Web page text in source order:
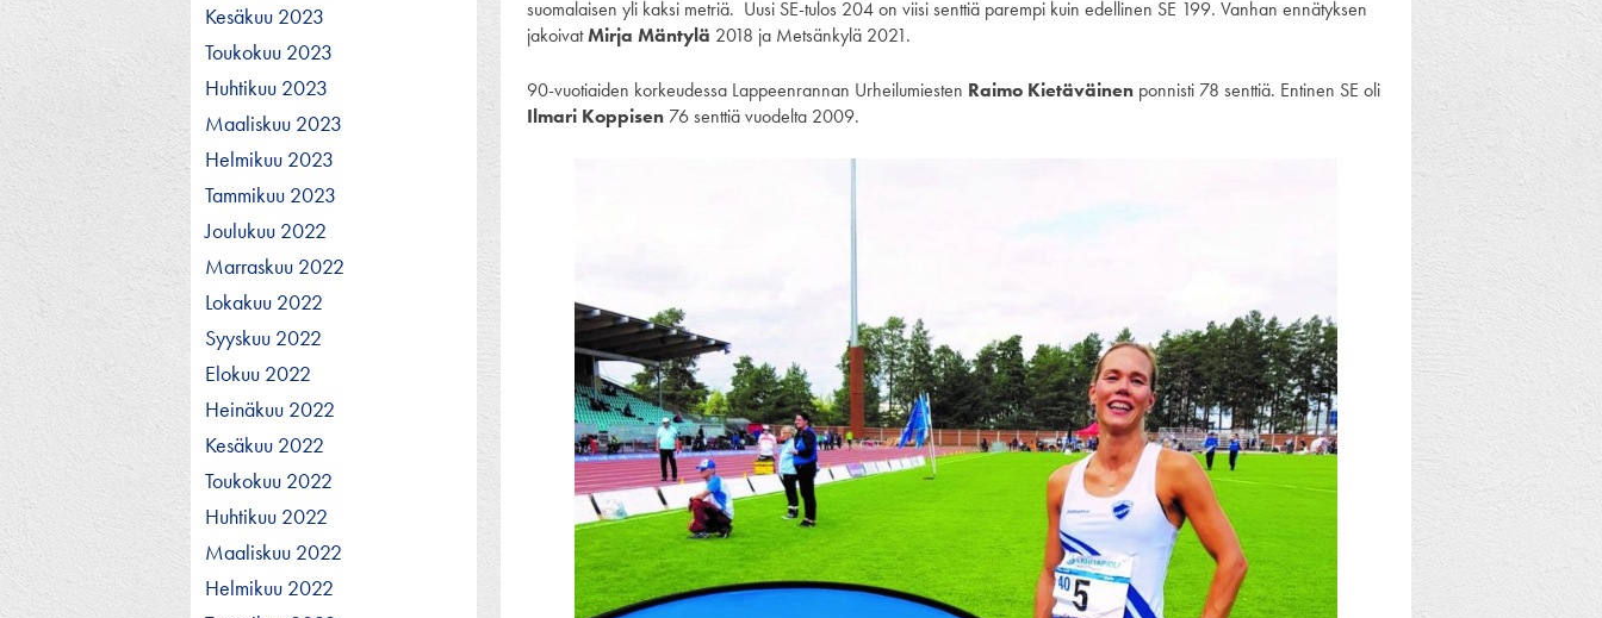
Kesäkuu 2023
Toukokuu 2023
Huhtikuu 2023
Maaliskuu 2023
Helmikuu 2023
Tammikuu 2023
Joulukuu 2022
Marraskuu 2022
Lokakuu 2022
Syyskuu 2022
Elokuu 2022
Heinäkuu 2022
Kesäkuu 2022
Toukokuu 2022
Huhtikuu 2022
Maaliskuu 2022
Helmikuu 2022
suomalaisen yli kaksi metriä. Uusi SE-tulos 204 on viisi senttiä parempi kuin edellinen SE 199. Vanhan ennätyksen
jakoivatMirja Mäntylä 2018 ja Metsänkylä 2021.
90-vuotiaiden korkeudessa Lappeenrannan Urheilumiesten Raimo Kietäväinen ponnisti 78 senttiä. Entinen SE oli
Ilmari Koppisen 76 senttiä vuodelta 2009.